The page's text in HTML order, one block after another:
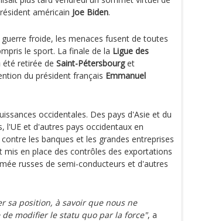
américain Joe Biden.
guerre froide, les menaces fusent de toutes
le sport. La finale de la Ligue des
été retirée de Saint-Pétersbourget
du président français Emmanuel
occidentales. Des pays d'Asie et du
l'UE et d'autres pays occidentaux en
contre les banques et les grandes entreprises
en place des contrôles des exportations
russes de semi-conducteurs et d'autres
sa position, à savoir que nous ne
modifier le statu quo par la force", a